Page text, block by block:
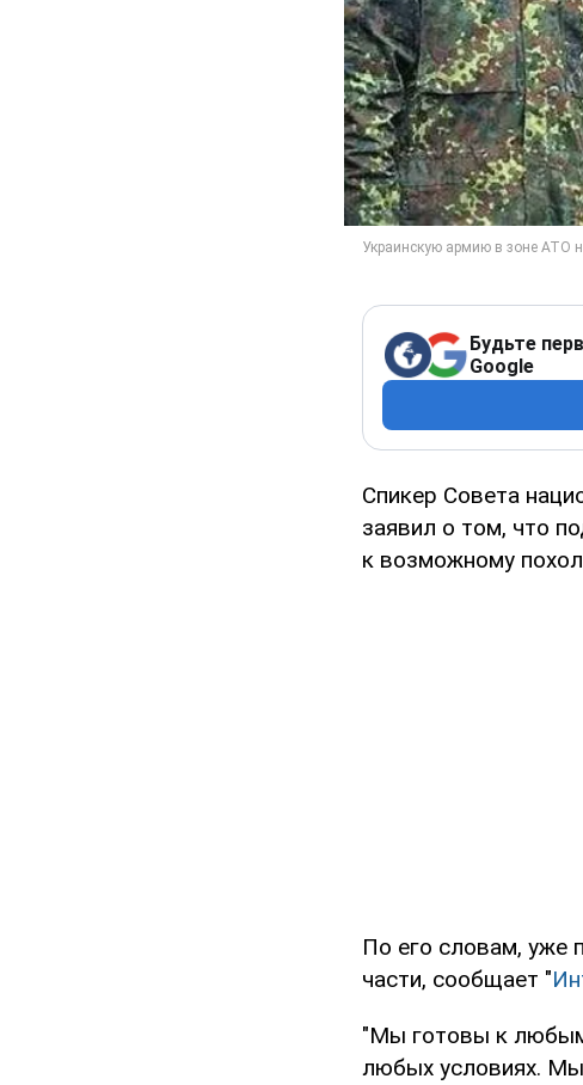
Будьте
Google
Спикер Совета
заявил о том, что
к возможному
По его словам, уже
части, сообщает "
"Мы готовы к
любых условиях. Мы